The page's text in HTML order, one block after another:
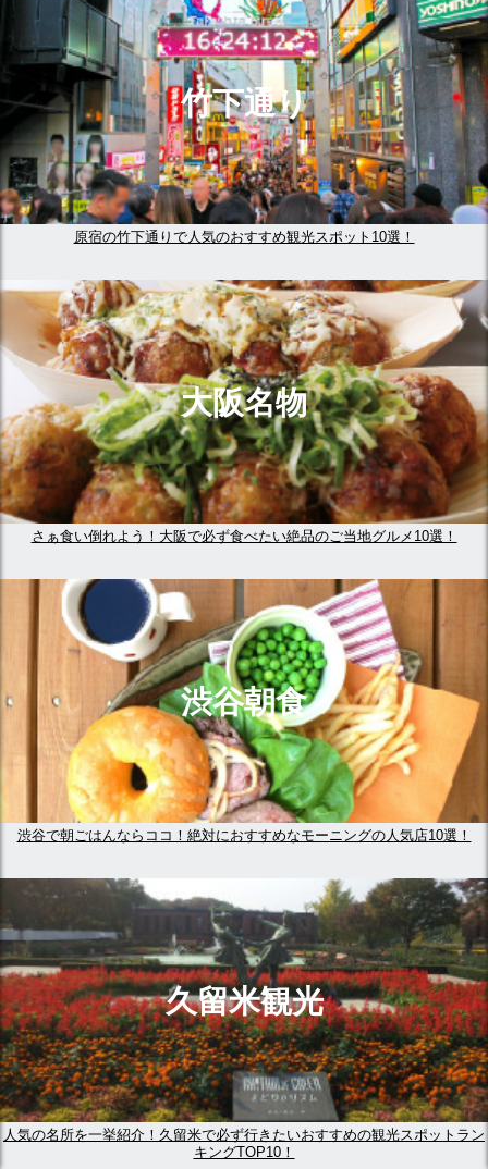
竹下通り
原宿の竹下通りで人気のおすすめ観光スポット10選！
大阪名物
さぁ食い倒れよう！大阪で必ず食べたい絶品のご当地グルメ10選！
渋谷朝食
渋谷で朝ごはんならココ！絶対におすすめなモーニングの人気店10選！
久留米観光
人気の名所を一挙紹介！久留米で必ず行きたいおすすめの観光スポットラン
キングTOP10！